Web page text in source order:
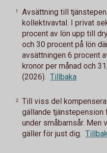
1
Avsättning till
kollektivavtal. I privat
procent av lön upp till
och 30 procent på lön
avsättningen 6 procent
kronor per månad och
(2026). Tillbaka
2
Till viss del
gällande tjänstepension
under småbarnsår. Men
gäller för just dig.